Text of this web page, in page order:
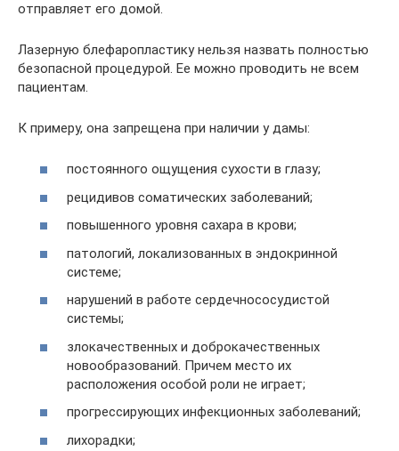
отправляет его домой.
Лазерную блефаропластику нельзя назвать полностью
безопасной процедурой. Ее можно проводить не всем
пациентам.
К примеру, она запрещена при наличии у дамы:
постоянного ощущения сухости в глазу;
рецидивов соматических заболеваний;
повышенного уровня сахара в крови;
патологий, локализованных в эндокринной
системе;
нарушений в работе сердечнососудистой
системы;
злокачественных и доброкачественных
новообразований. Причем место их
расположения особой роли не играет;
прогрессирующих инфекционных заболеваний;
лихорадки;